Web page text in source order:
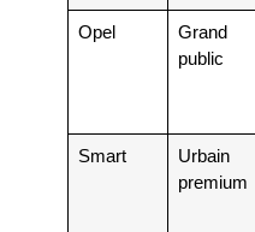
Opel
Grand
public
Smart
Urbain
premium